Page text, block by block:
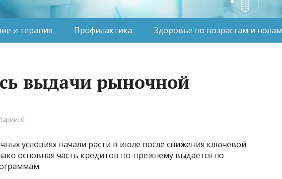
и терапия Профилактика Здоровье по возрастам и полам
выдачи рыночной
0
условиях начали расти в июле после снижения ключевой
основная часть кредитов по-прежнему выдается по